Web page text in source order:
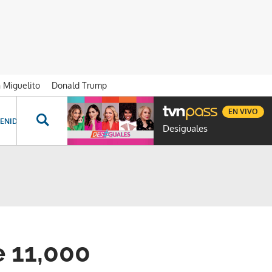
Miguelito Donald Trump
ESPECIALES NOVELAS PROGRAMAS GENTE TVN
Desiguales
EN VIVO
11,000